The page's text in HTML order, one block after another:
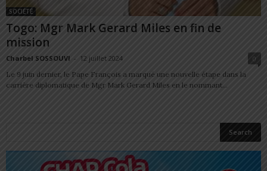
SOCIÉTÉ
Togo: Mgr Mark Gerard Miles en fin de
mission
Charbel SOSSOUVI - 12 juillet 2024
0
Le 9 juin dernier, le Pape François a marqué une nouvelle étape dans la
carrière diplomatique de Mgr Mark Gerard Miles en le nommant...